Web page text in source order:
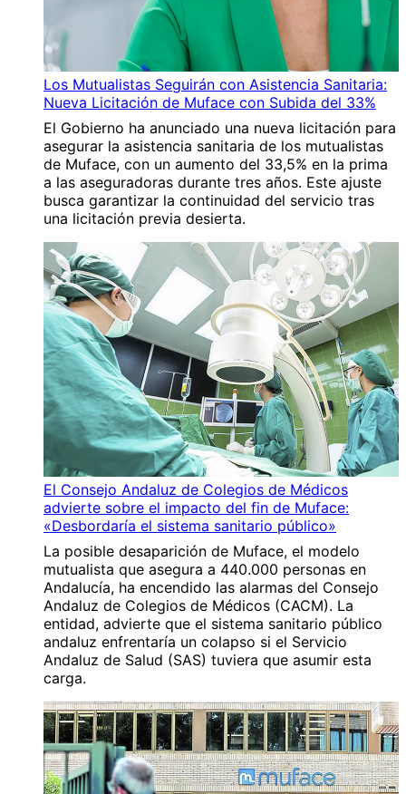
Los Mutualistas Seguirán con Asistencia Sanitaria:
Nueva Licitación de Muface con Subida del 33%
El Gobierno ha anunciado una nueva licitación para
asegurar la asistencia sanitaria de los mutualistas
de Muface, con un aumento del 33,5% en la prima
a las aseguradoras durante tres años. Este ajuste
busca garantizar la continuidad del servicio tras
una licitación previa desierta.
El Consejo Andaluz de Colegios de Médicos
advierte sobre el impacto del fin de Muface:
«Desbordaría el sistema sanitario público»
La posible desaparición de Muface, el modelo
mutualista que asegura a 440.000 personas en
Andalucía, ha encendido las alarmas del Consejo
Andaluz de Colegios de Médicos (CACM). La
entidad, advierte que el sistema sanitario público
andaluz enfrentaría un colapso si el Servicio
Andaluz de Salud (SAS) tuviera que asumir esta
carga.